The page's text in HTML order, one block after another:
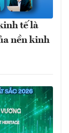
tế là
nền kinh